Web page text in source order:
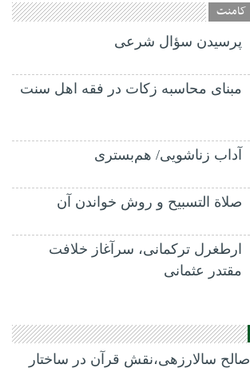
کامنت
پرسیدن سؤال شرعی
مبنای محاسبه زکات در فقه اهل سنت
آداب زناشویی/ هم‌بستری
صلاة التسبيح و روش خواندن آن
ارطغرل ترکمانی، سرآغاز خلافت
مقتدر عثمانی
صالح سالارزهی،‌نقش قرآن در ساختار